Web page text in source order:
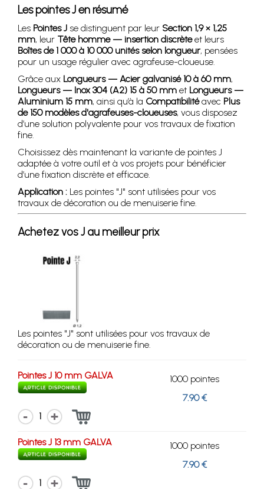
Les pointes J en résumé
Les Pointes J se distinguent par leur Section 1,9 × 1,25
mm, leur Tête homme — insertion discrèteet leurs
Boîtes de 1 000 à 10 000 unités selon longueur, pensées
pour un usage régulier avec agrafeuse-cloueuse.
Grâce aux Longueurs — Acier galvanisé 10 à 60 mm,
Longueurs — Inox 304 (A2) 15 à 50 mm et Longueurs —
Aluminium 15 mm, ainsi qu’à la Compatibilitéavec Plus
de 150 modèles d'agrafeuses-cloueuses, vous disposez
d’une solution polyvalente pour vos travaux de fixation
fine.
Choisissez dès maintenant la variante de pointes J
adaptée à votre outil et à vos projets pour bénéficier
d’une fixation discrète et efficace.
Application : Les pointes "J" sont utilisées pour vos
travaux de décoration ou de menuiserie fine.
Achetez vos J au meilleur prix
Les pointes "J" sont utilisées pour vos travaux de
décoration ou de menuiserie fine.
Pointes J 10 mm GALVA
1000 pointes
7.90 €
1
Pointes J 13 mm GALVA
1000 pointes
7.90 €
1